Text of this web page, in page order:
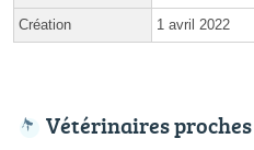
Création 1 avril 2022
Vétérinaires proches